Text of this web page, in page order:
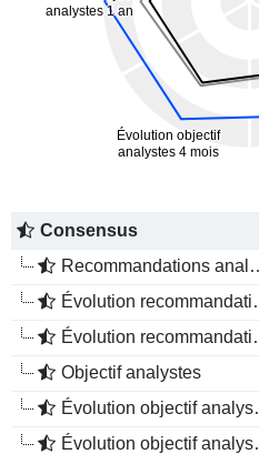
Consensus
Recommandations analystes
Évolution recommandations analystes 1 an
Évolution recommandations analystes 4 mois
Objectif analystes
Évolution objectif analystes 1 an
Évolution objectif analystes 4 mois